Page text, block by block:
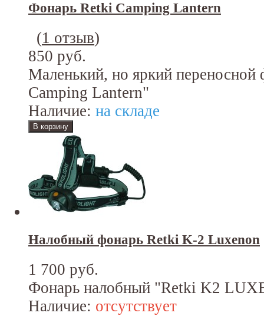
Фонарь Retki Camping Lantern
(1 отзыв)
850 руб.
Маленький, но яркий
Camping Lantern"
Наличие: на складе
Налобный фонарь Retki K-2 Luxenon
1 700 руб.
Фонарь налобный "Retki K2
Наличие: отсутствует